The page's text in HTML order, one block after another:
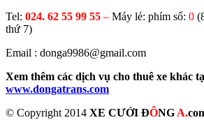
Tel: 024. 62 55 99 55 – Máy lẻ: phím số: 0
thứ 7)
Email : donga9986@gmail.com
Xem thêm các dịch vụ cho thuê xe khác
www.dongatrans.com
© Copyright 2014 XE CƯỚI ĐÔNGA.